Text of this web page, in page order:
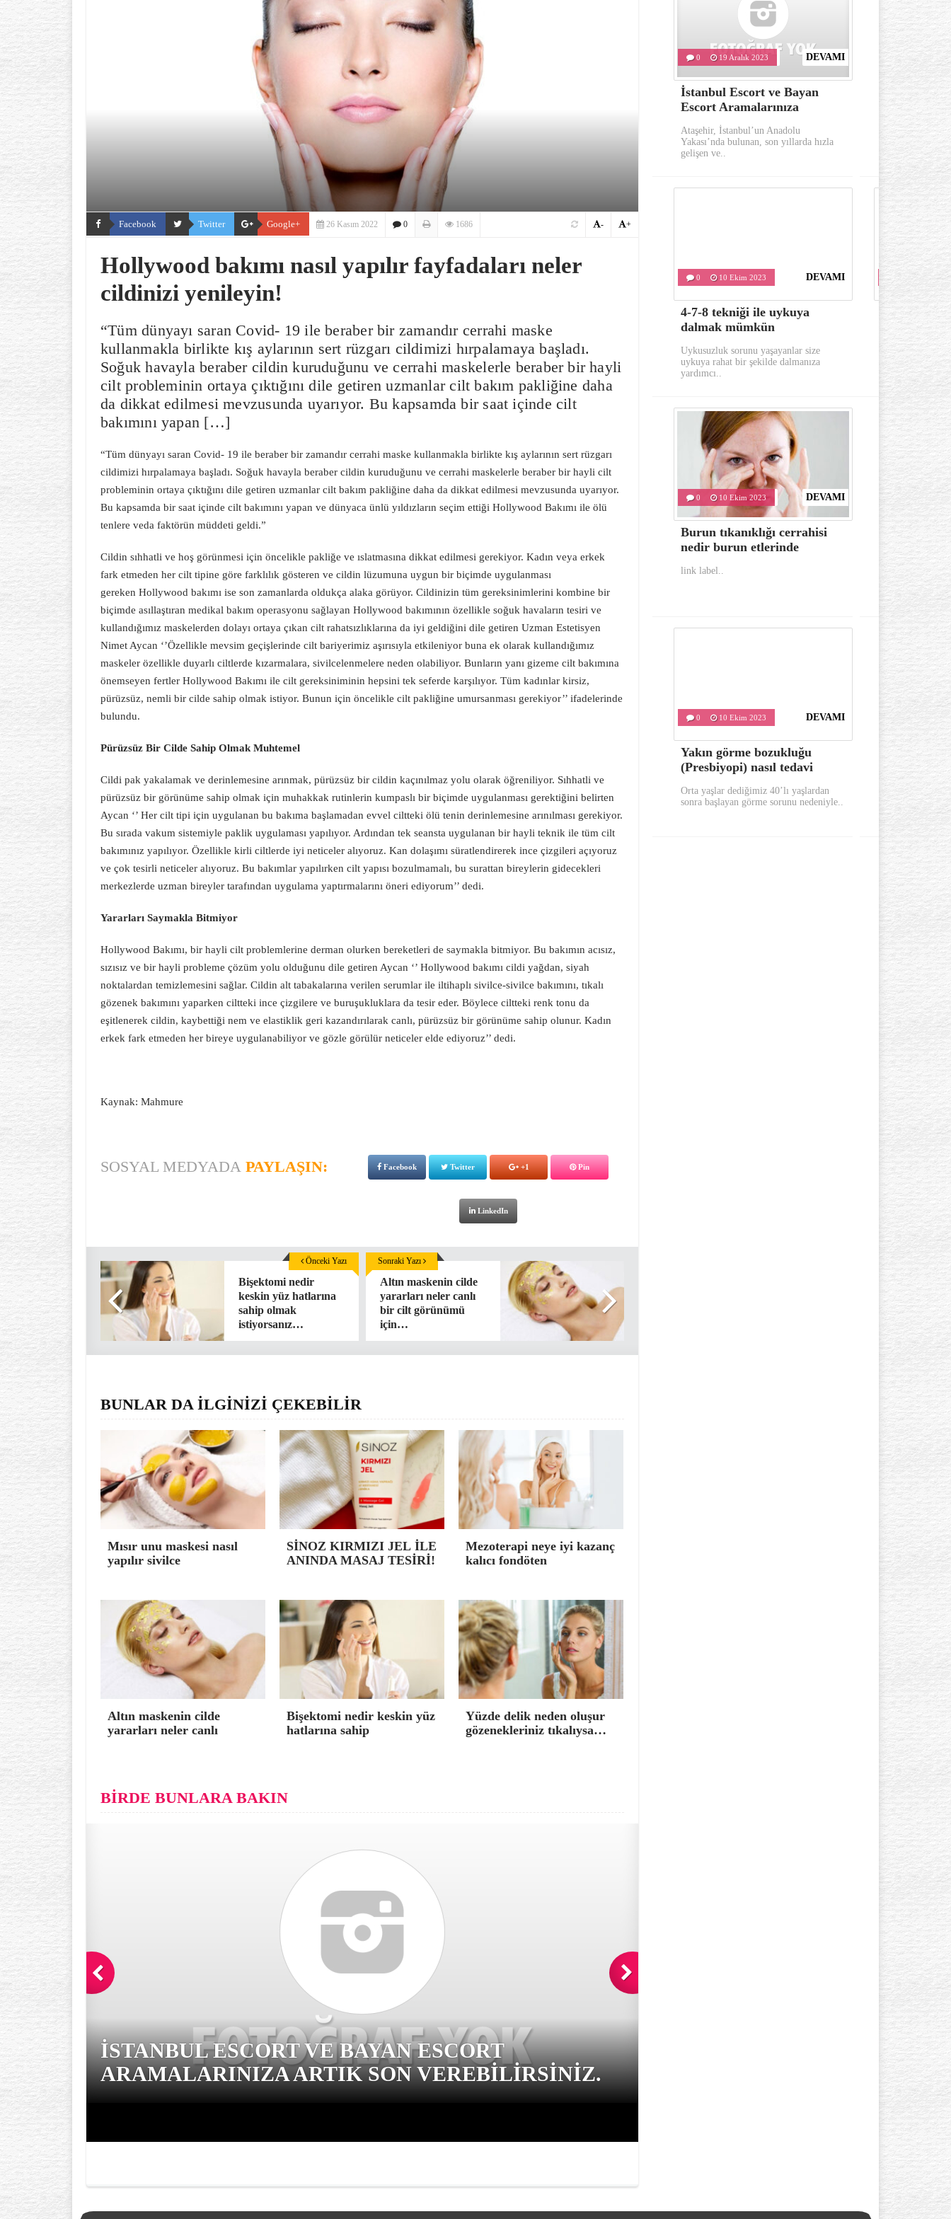
Facebook Twitter Google+ 26 Kasım 2022 0 1686 +
-
Hollywood bakımı nasıl yapılır fayfadaları neler
cildinizi yenileyin!
“Tüm dünyayı saran Covid- 19 ile beraber bir zamandır cerrahi maske
kullanmakla birlikte kış aylarının sert rüzgarı cildimizi hırpalamaya başladı.
Soğuk havayla beraber cildin kuruduğunu ve cerrahi maskelerle beraber bir hayli
cilt probleminin ortaya çıktığını dile getiren uzmanlar cilt bakım pakliğine daha
da dikkat edilmesi mevzusunda uyarıyor. Bu kapsamda bir saat içinde cilt
bakımını yapan […]
“Tüm dünyayı saran Covid- 19 ile beraber bir zamandır cerrahi maske kullanmakla birlikte kış aylarının sert rüzgarı
cildimizi hırpalamaya başladı. Soğuk havayla beraber cildin kuruduğunu ve cerrahi maskelerle beraber bir hayli cilt
probleminin ortaya çıktığını dile getiren uzmanlar cilt bakım pakliğine daha da dikkat edilmesi mevzusunda uyarıyor.
Bu kapsamda bir saat içinde cilt bakımını yapan ve dünyaca ünlü yıldızların seçim ettiği Hollywood Bakımı ile ölü
tenlere veda faktörün müddeti geldi.”
Cildin sıhhatli ve hoş görünmesi için öncelikle pakliğe ve ıslatmasına dikkat edilmesi gerekiyor. Kadın veya erkek
fark etmeden her cilt tipine göre farklılık gösteren ve cildin lüzumuna uygun bir biçimde uygulanması
gereken Hollywood bakımı ise son zamanlarda oldukça alaka görüyor. Cildinizin tüm gereksinimlerini kombine bir
biçimde asıllaştıran medikal bakım operasyonu sağlayan Hollywood bakımının özellikle soğuk havaların tesiri ve
kullandığımız maskelerden dolayı ortaya çıkan cilt rahatsızlıklarına da iyi geldiğini dile getiren Uzman Estetisyen
Nimet Aycan ‘’Özellikle mevsim geçişlerinde cilt bariyerimiz aşırısıyla etkileniyor buna ek olarak kullandığımız
maskeler özellikle duyarlı ciltlerde kızarmalara, sivilcelenmelere neden olabiliyor. Bunların yanı gizeme cilt bakımına
önemseyen fertler Hollywood Bakımı ile cilt gereksiniminin hepsini tek seferde karşılıyor. Tüm kadınlar kirsiz,
pürüzsüz, nemli bir cilde sahip olmak istiyor. Bunun için öncelikle cilt pakliğine umursanması gerekiyor’’ ifadelerinde
bulundu.
Pürüzsüz Bir Cilde Sahip Olmak Muhtemel
Cildi pak yakalamak ve derinlemesine arınmak, pürüzsüz bir cildin kaçınılmaz yolu olarak öğreniliyor. Sıhhatli ve
pürüzsüz bir görünüme sahip olmak için muhakkak rutinlerin kumpaslı bir biçimde uygulanması gerektiğini belirten
Aycan ‘’ Her cilt tipi için uygulanan bu bakıma başlamadan evvel ciltteki ölü tenin derinlemesine arınılması gerekiyor.
Bu sırada vakum sistemiyle paklik uygulaması yapılıyor. Ardından tek seansta uygulanan bir hayli teknik ile tüm cilt
bakımınız yapılıyor. Özellikle kirli ciltlerde iyi neticeler alıyoruz. Kan dolaşımı süratlendirerek ince çizgileri açıyoruz
ve çok tesirli neticeler alıyoruz. Bu bakımlar yapılırken cilt yapısı bozulmamalı, bu surattan bireylerin gidecekleri
merkezlerde uzman bireyler tarafından uygulama yaptırmalarını öneri ediyorum’’ dedi.
Yararları Saymakla Bitmiyor
Hollywood Bakımı, bir hayli cilt problemlerine derman olurken bereketleri de saymakla bitmiyor. Bu bakımın acısız,
sızısız ve bir hayli probleme çözüm yolu olduğunu dile getiren Aycan ‘’ Hollywood bakımı cildi yağdan, siyah
noktalardan temizlemesini sağlar. Cildin alt tabakalarına verilen serumlar ile iltihaplı sivilce-sivilce bakımını, tıkalı
gözenek bakımını yaparken ciltteki ince çizgilere ve buruşukluklara da tesir eder. Böylece ciltteki renk tonu da
eşitlenerek cildin, kaybettiği nem ve elastiklik geri kazandırılarak canlı, pürüzsüz bir görünüme sahip olunur. Kadın
erkek fark etmeden her bireye uygulanabiliyor ve gözle görülür neticeler elde ediyoruz’’ dedi.
Kaynak: Mahmure
SOSYAL MEDYADA PAYLAŞIN: Facebook Twitter +1 Pin
LinkedIn
Bişektomi nedir
keskin yüz hatlarına
sahip olmak
istiyorsanız…
Önceki Yazı
Altın maskenin cilde
yararları neler canlı
bir cilt görünümü
için…
Sonraki Yazı
BUNLAR DA İLGİNİZİ ÇEKEBİLİR
Mısır unu maskesi nasıl
yapılır sivilce
SİNOZ KIRMIZI JEL İLE
ANINDA MASAJ TESİRİ!
Mezoterapi neye iyi kazanç
kalıcı fondöten
Altın maskenin cilde
yararları neler canlı
Bişektomi nedir keskin yüz
hatlarına sahip
Yüzde delik neden oluşur
gözenekleriniz tıkalıysa…
BİRDE BUNLARA BAKIN
İSTANBUL ESCORT VE BAYAN ESCORT
ARAMALARINIZA ARTIK SON VEREBILIRSINIZ.
GÖZ ÇEVRESI KIRIŞIKLIK
YAŞINDA BAŞLAR? AÇIK
DEVAMI
0 19 Aralık 2023
İstanbul Escort ve Bayan
Escort Aramalarınıza
Ataşehir, İstanbul’un Anadolu
Yakası’nda bulunan, son yıllarda hızla
gelişen ve..
10
Göz
oluşumu
Göz
önemli
DEVAMI
0 10 Ekim 2023
4-7-8 tekniği ile uykuya
dalmak mümkün
Uykusuzluk sorunu yaşayanlar size
uykuya rahat bir şekilde dalmanıza
yardımcı..
0 10 Ekim
Varis
aylarında
Gerek görünümü
oldukça dikkat
hastalıklardan..
DEVAMI
0 10 Ekim 2023
Burun tıkanıklığı cerrahisi
nedir burun etlerinde
link label..
0
İlk yardım
link label..
DEVAMI
0 10 Ekim 2023
Yakın görme bozukluğu
(Presbiyopi) nasıl tedavi
Orta yaşlar dediğimiz 40’lı yaşlardan
sonra başlayan görme sorunu nedeniyle..
0
bunları
Sabahları
yerinde